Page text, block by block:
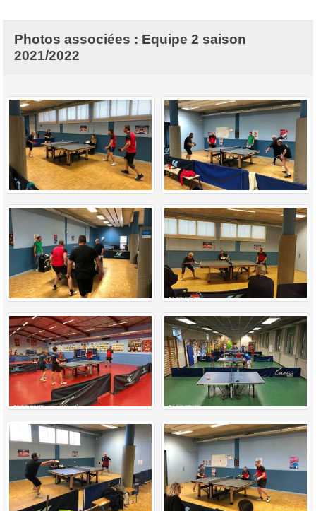
Photos associées : Equipe 2 saison
2021/2022